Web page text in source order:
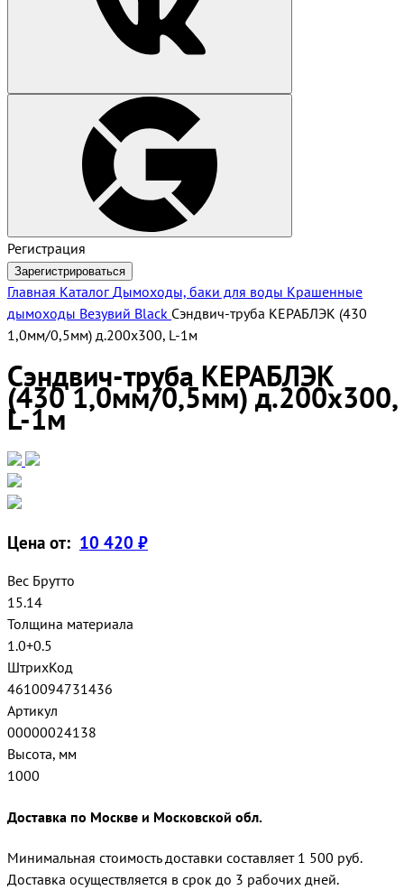
Регистрация
Зарегистрироваться
Главная Каталог Дымоходы, баки для воды Крашенные
дымоходы Везувий Black Сэндвич-труба КЕРАБЛЭК (430
1,0мм/0,5мм) д.200х300, L-1м
Сэндвич-труба КЕРАБЛЭК
(430 1,0мм/0,5мм) д.200х300,
L-1м
Цена от: 10 420 ₽
Вес Брутто
15.14
Толщина материала
1.0+0.5
ШтрихКод
4610094731436
Артикул
00000024138
Высота, мм
1000
Доставка по Москве и Московской обл.
Минимальная стоимость доставки составляет 1 500 руб.
Доставка осуществляется в срок до 3 рабочих дней.